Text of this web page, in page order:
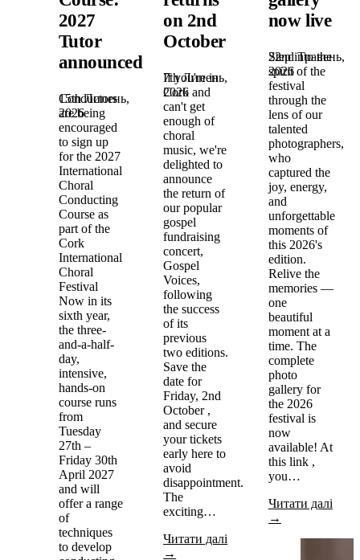
2027
Tutor
announced!
15th Липень,
2026
Conductors
are being
encouraged
to sign up
for the 2027
International
Choral
Conducting
Course as
part of the
Cork
International
Choral
Festival
Now in its
sixth year,
the three-
and-a-half-
day,
intensive,
hands-on
course runs
from
Tuesday
27th –
Friday 30th
April 2027
and will
offer a range
of
techniques
to develop
on 2nd
October
7th Липень,
2026
If you're in
Cork and
can't get
enough of
choral
music, we're
delighted to
announce
the return of
our popular
gospel
fundraising
concert,
Gospel
Voices,
following
the success
of its
previous
two editions.
Save the
date for
Friday, 2nd
October ,
and secure
your tickets
early here to
avoid
disappointment.
The
exciting…
Читати далі
→
now live
22nd Травень,
2026
Step into the
spirit of the
festival
through the
lens of our
talented
photographers,
who
captured the
joy, energy,
and
unforgettable
moments of
this 2026's
edition.
Relive the
memories —
one
beautiful
moment at a
time. The
complete
photo
gallery for
the 2026
festival is
now
available! At
this link ,
you…
Читати далі
→